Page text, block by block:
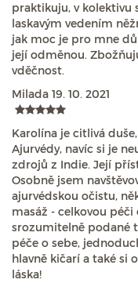
praktikuju, v kolektivu
laskavým vedením
jak moc je pro mne
její odměnou.
vděčnost.
Milada 19. 10. 2021
Karolína je citlivá
Ajurvédy, navíc si je
zdrojů z Indie. Její
Osobně jsem
ajurvédskou očistu,
masáž - celkovou péči
srozumitelně podané
péče o sebe,
hlavně kičarí a také si
láska!